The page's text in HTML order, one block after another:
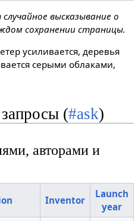
высказывание о
сохранении страницы.
усиливается, деревья
серыми облаками,
(#ask)
авторами и
Inventor
Launch
year